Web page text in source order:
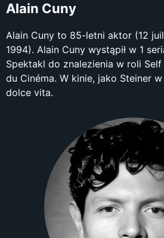
Alain Cuny
Alain Cuny to 85-letni aktor (12
1994). Alain Cuny wystąpił w 1
Spektakl do znalezienia w roli
du Cinéma. W kinie, jako Steiner
dolce vita.